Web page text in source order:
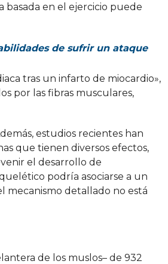
basada en el ejercicio puede
de sufrir un ataque
tras un infarto de miocardio»,
por las fibras musculares,
estudios recientes han
que tienen diversos efectos,
el desarrollo de
podría asociarse a un
mecanismo detallado no está
de los muslos– de 932